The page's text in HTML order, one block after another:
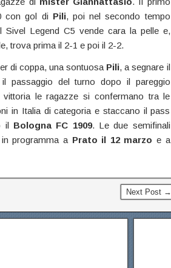
con gol di Pili, poi nel secondo tempo
Sivel Legend C5 vende cara la pelle e,
trova prima il 2-1 e poi il 2-2.
di coppa, una sontuosa Pili, a segnare il
passaggio del turno dopo il pareggio
vittoria le ragazze si confermano tra le
in Italia di categoria e staccano il pass
il Bologna FC 1909. Le due semifinali
programma a Prato il 12 marzo e a
Next Post →